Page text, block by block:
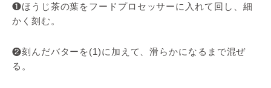
❶ほうじ茶の葉をフードプロセッサーに入れて回し、細
かく刻む。
❷刻んだバターを(1)に加えて、滑らかになるまで混ぜ
る。